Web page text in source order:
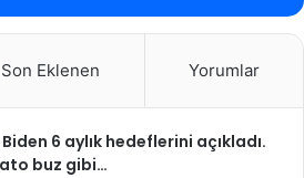
Son Eklenen Yorumlar
6 aylık hedeflerini açıkladı.
buz gibi…